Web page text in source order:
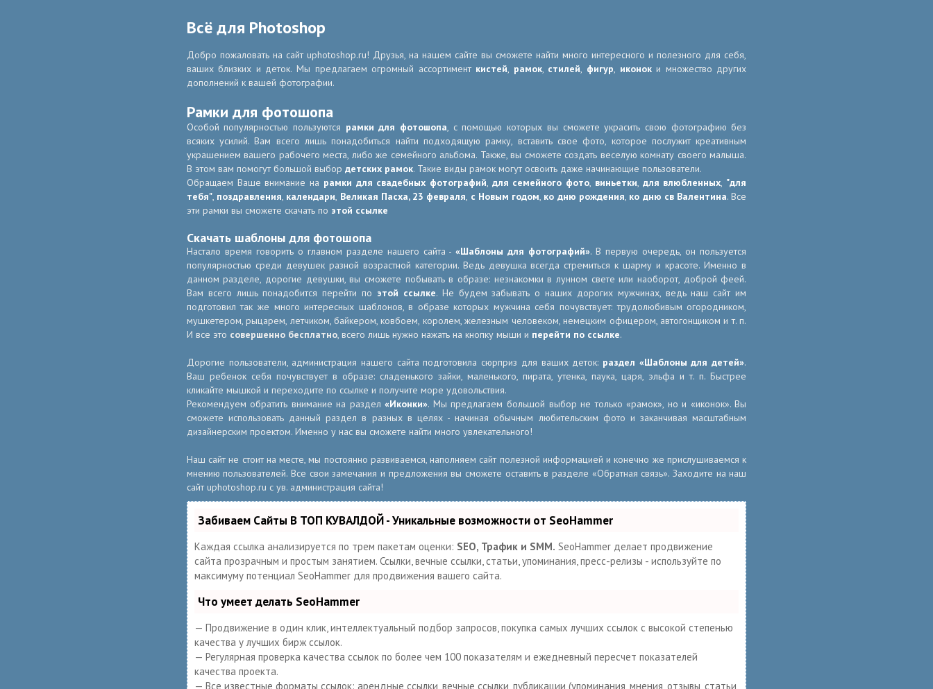
Всё для Photoshop
Добро пожаловать на сайт uphotoshop.ru! Друзья, на нашем сайте вы сможете найти много интересного и полезного для себя,
ваших близких и деток. Мы предлагаем огромный ассортимент кистей, рамок, стилей, фигур, иконоки множество других
дополнений к вашей фотографии.
Рамки для фотошопа
Особой популярностью пользуются рамки для фотошопа, с помощью которых вы сможете украсить свою фотографию без
всяких усилий. Вам всего лишь понадобиться найти подходящую рамку, вставить свое фото, которое послужит креативным
украшением вашего рабочего места, либо же семейного альбома. Также, вы сможете создать веселую комнату своего малыша.
В этом вам помогут большой выбор детских рамок. Такие виды рамок могут освоить даже начинающие пользователи.
Обращаем Ваше внимание на рамки для свадебных фотографий, для семейного фото, виньетки, для влюбленных, "для
тебя", поздравления, календари, Великая Пасха, 23 февраля, с Новым годом, ко дню рождения, ко дню св Валентина. Все
эти рамки вы сможете скачать по этой ссылке
Скачать шаблоны для фотошопа
Настало время говорить о главном разделе нашего сайта -«Шаблоны для фотографий». В первую очередь, он пользуется
популярностью среди девушек разной возрастной категории. Ведь девушка всегда стремиться к шарму и красоте. Именно в
данном разделе, дорогие девушки, вы сможете побывать в образе: незнакомки в лунном свете или наоборот, доброй феей.
Вам всего лишь понадобится перейти по этой ссылке. Не будем забывать о наших дорогих мужчинах, ведь наш сайт им
подготовил так же много интересных шаблонов, в образе которых мужчина себя почувствует: трудолюбивым огородником,
мушкетером, рыцарем, летчиком, байкером, ковбоем, королем, железным человеком, немецким офицером, автогонщиком и т. п.
И все это совершенно бесплатно, всего лишь нужно нажать на кнопку мыши и перейти по ссылке.
Дорогие пользователи, администрация нашего сайта подготовила сюрприз для ваших деток: раздел «Шаблоны для детей».
Ваш ребенок себя почувствует в образе: сладенького зайки, маленького, пирата, утенка, паука, царя, эльфа и т. п. Быстрее
кликайте мышкой и переходите по ссылке и получите море удовольствия.
Рекомендуем обратить внимание на раздел«Иконки». Мы предлагаем большой выбор не только «рамок», но и «иконок». Вы
сможете использовать данный раздел в разных в целях - начиная обычным любительским фото и заканчивая масштабным
дизайнерским проектом. Именно у нас вы сможете найти много увлекательного!
Наш сайт не стоит на месте, мы постоянно развиваемся, наполняем сайт полезной информацией и конечно же прислушиваемся к
мнению пользователей. Все свои замечания и предложения вы сможете оставить в разделе «Обратная связь». Заходите на наш
сайт uphotoshop.ru с ув. администрация сайта!
Забиваем Сайты В ТОП КУВАЛДОЙ - Уникальные возможности от SeoHammer
Каждая ссылка анализируется по трем пакетам оценки: SEO, Трафик и SMM. SeoHammer делает продвижение
сайта прозрачным и простым занятием. Ссылки, вечные ссылки, статьи, упоминания, пресс-релизы - используйте по
максимуму потенциал SeoHammer для продвижения вашего сайта.
Что умеет делать SeoHammer
— Продвижение в один клик, интеллектуальный подбор запросов, покупка самых лучших ссылок с высокой степенью
качества у лучших бирж ссылок.
— Регулярная проверка качества ссылок по более чем 100 показателям и ежедневный пересчет показателей
качества проекта.
— Все известные форматы ссылок: арендные ссылки, вечные ссылки, публикации (упоминания, мнения, отзывы, статьи,